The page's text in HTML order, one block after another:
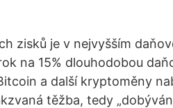
zisků je v nejvyšším
na 15% dlouhodobou
a další kryptoměny
těžba, tedy